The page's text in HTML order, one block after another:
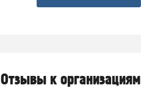
Отзывы к организациям